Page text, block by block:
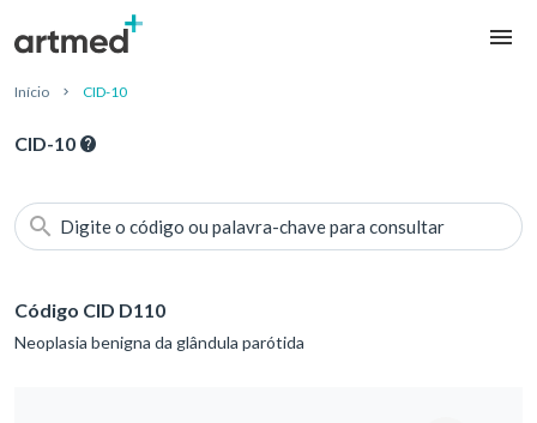
Início CID-10
CID-10
Digite o código ou palavra-chave para consultar
Código CID D110
Neoplasia benigna da glândula parótida